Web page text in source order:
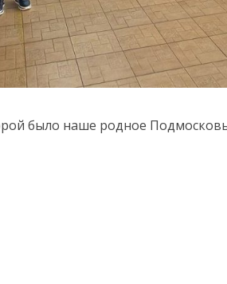
было наше родное